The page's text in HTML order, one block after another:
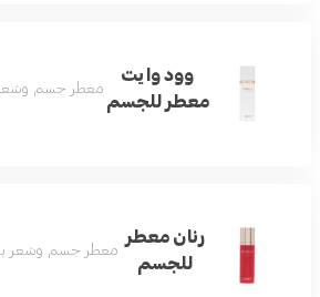
وود وايت
معطر للجسم
معطر جسم وشعر
رنان معطر
للجسم
معطر جسم وشعر